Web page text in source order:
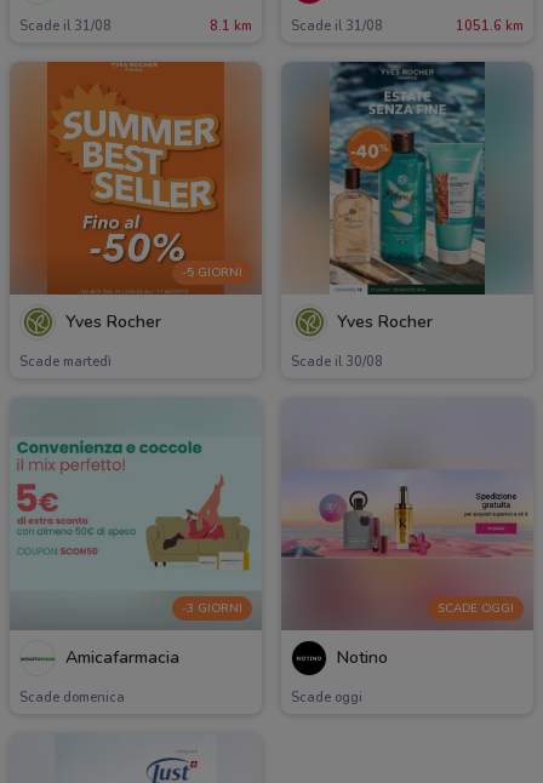
Scade il 31/08 8.1 km Scade il 31/08 1051.6 km
-5 GIORNI
Yves Rocher
Scade martedì
Yves Rocher
Scade il 30/08
-3 GIORNI
Amicafarmacia
Scade domenica
SCADE OGGI
Notino
Scade oggi